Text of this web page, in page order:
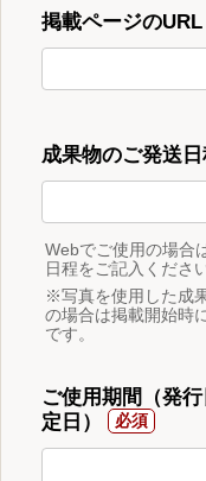
掲載ページのURL
成果物のご発送
Webでご使用の場合
日程をご記入ください
※写真を使用した成
の場合は掲載開始時
です。
ご使用期間（発
定日）